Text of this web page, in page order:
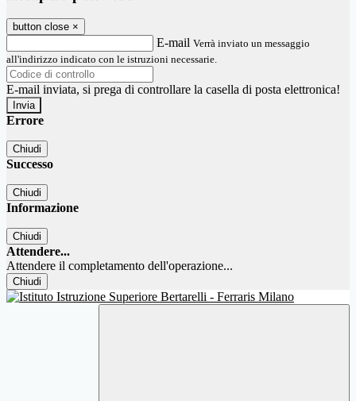
button close ×
E-mail Verrà inviato un messaggio
all'indirizzo indicato con le istruzioni necessarie.
E-mail inviata, si prega di controllare la casella di posta elettronica!
Errore
Chiudi
Successo
Chiudi
Informazione
Chiudi
Attendere...
Attendere il completamento dell'operazione...
Chiudi